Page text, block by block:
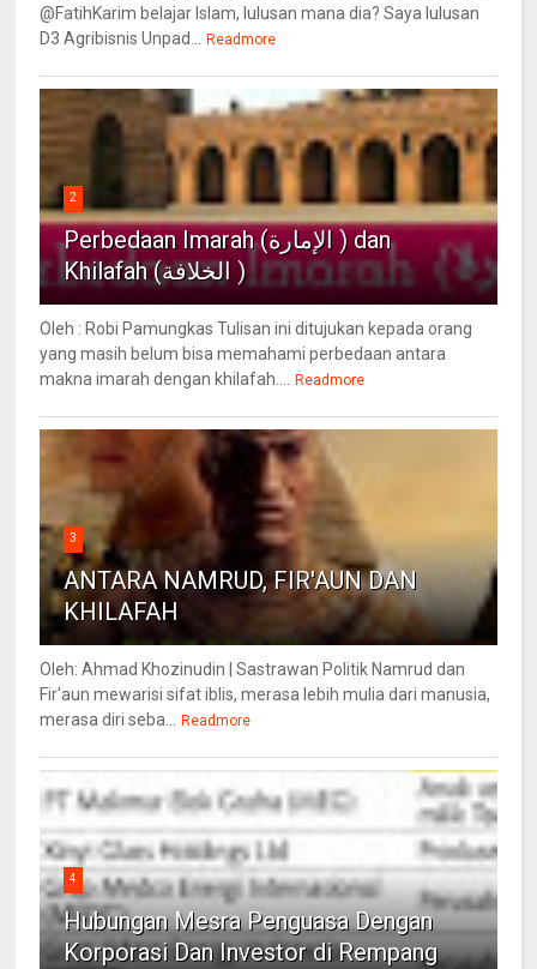
@FatihKarim belajar Islam, lulusan mana dia? Saya lulusan
D3 Agribisnis Unpad... Readmore
2
Perbedaan Imarah (الإمارة ) dan
Khilafah (الخلافة )
Oleh : Robi Pamungkas Tulisan ini ditujukan kepada orang
yang masih belum bisa memahami perbedaan antara
makna imarah dengan khilafah.... Readmore
3
ANTARA NAMRUD, FIR'AUN DAN
KHILAFAH
Oleh: Ahmad Khozinudin | Sastrawan Politik Namrud dan
Fir'aun mewarisi sifat iblis, merasa lebih mulia dari manusia,
merasa diri seba... Readmore
4
Hubungan Mesra Penguasa Dengan
Korporasi Dan Investor di Rempang